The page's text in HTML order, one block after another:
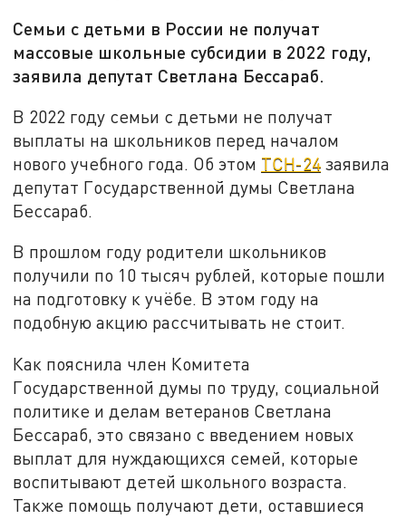
Семьи с детьми в России не получат
массовые школьные субсидии в 2022 году,
заявила депутат Светлана Бессараб.
В 2022 году семьи с детьми не получат
выплаты на школьников перед началом
нового учебного года. Об этом ТСН-24 заявила
депутат Государственной думы Светлана
Бессараб.
В прошлом году родители школьников
получили по 10 тысяч рублей, которые пошли
на подготовку к учёбе. В этом году на
подобную акцию рассчитывать не стоит.
Как пояснила член Комитета
Государственной думы по труду, социальной
политике и делам ветеранов Светлана
Бессараб, это связано с введением новых
выплат для нуждающихся семей, которые
воспитывают детей школьного возраста.
Также помощь получают дети, оставшиеся